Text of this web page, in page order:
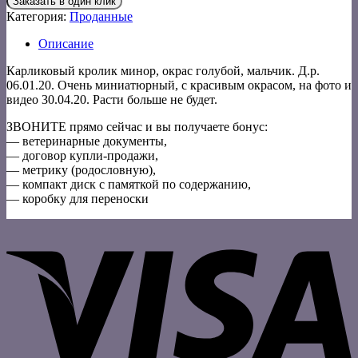
Категория: Проданные
Описание
Карликовый кролик минор, окрас голубой, мальчик. Д.р.
06.01.20. Очень миниатюрный, с красивым окрасом, на фото и
видео 30.04.20. Расти больше не будет.
ЗВОНИТЕ прямо сейчас и вы получаете бонус:
— ветеринарные документы,
— договор купли-продажи,
— метрику (родословную),
— компакт диск с памяткой по содержанию,
— коробку для переноски